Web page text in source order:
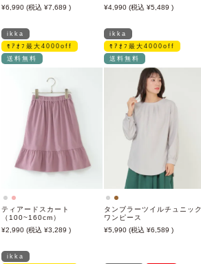
6,990
7,689
4,990
5,489
ikka
ﾓｱｵﾌ最大4000off
送料無料
ティアードスカート
（100~160cm）
2,990
3,289
ikka
ﾓｱｵﾌ最大4000off
送料無料
タンブラーツイルチュニック
ワンピース
5,990
6,589
ikka